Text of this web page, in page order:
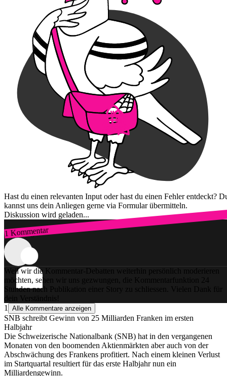
Hast du einen relevanten Input oder hast du einen Fehler entdeckt?
kannst uns dein Anliegen gerne via Formular übermitteln.
Diskussion wird geladen...
1 Kommentar
Zum Login
Weil wir die Kommentar-Debatten weiterhin persönlich moderieren
möchten, sehen wir uns gezwungen, die Kommentarfunktion 24
Stunden nach Publikation einer Story zu schliessen. Vielen Dank für
dein Verständnis!
1
Alle Kommentare anzeigen
SNB schreibt Gewinn von 25 Milliarden Franken im ersten
Halbjahr
Die Schweizerische Nationalbank (SNB) hat in den vergangenen
Monaten von den boomenden Aktienmärkten aber auch von der
Abschwächung des Frankens profitiert. Nach einem kleinen Verlust
im Startquartal resultiert für das erste Halbjahr nun ein
Milliardengewinn.